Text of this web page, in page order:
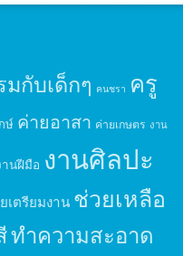
มกับเด็กๆ คนชรา ครู
ษ์ ค่ายอาสา ค่ายเกษตร งาน
านฝีมือ งานศิลปะ
เตรียมงาน ช่วยเหลือ
ทำความสะอาด